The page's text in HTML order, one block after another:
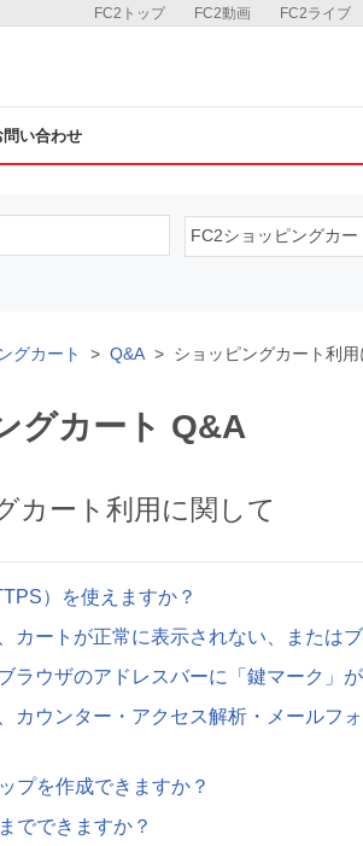
FC2ライブ
FC2動画
FC2トップ
問い合わせ
グカート Q&A ショッピングカート利用
グカート Q&A
カート利用に関して
）を使えますか？
カートが正常に表示されない、または
ラウザのアドレスバーに「鍵マーク」が
カウンター・アクセス解析・メールフ
プを作成できますか？
でできますか？